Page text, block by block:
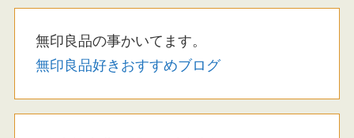
無印良品の事かいてます。
無印良品好きおすすめブログ